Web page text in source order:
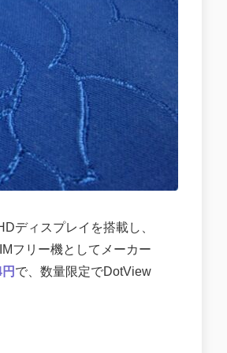
ディスプレイを搭載し、
フリー機としてメーカー
で、数量限定でDotView